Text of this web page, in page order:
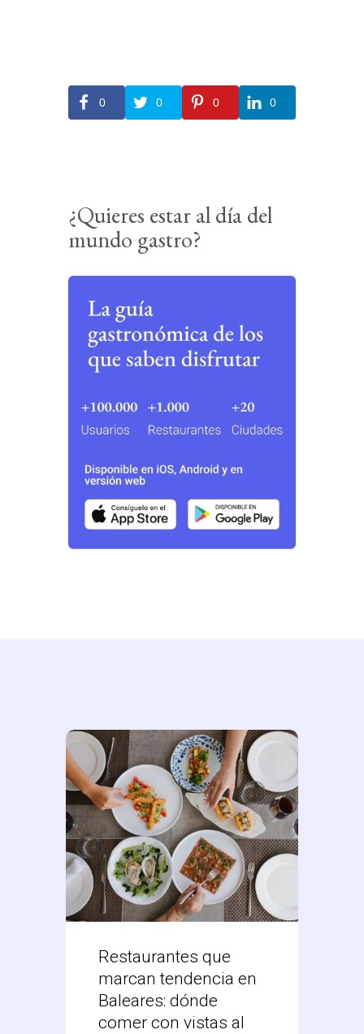
0 0 0 0
¿Quieres estar al día del
mundo gastro?
Restaurantes que
marcan tendencia en
Baleares: dónde
comer con vistas al